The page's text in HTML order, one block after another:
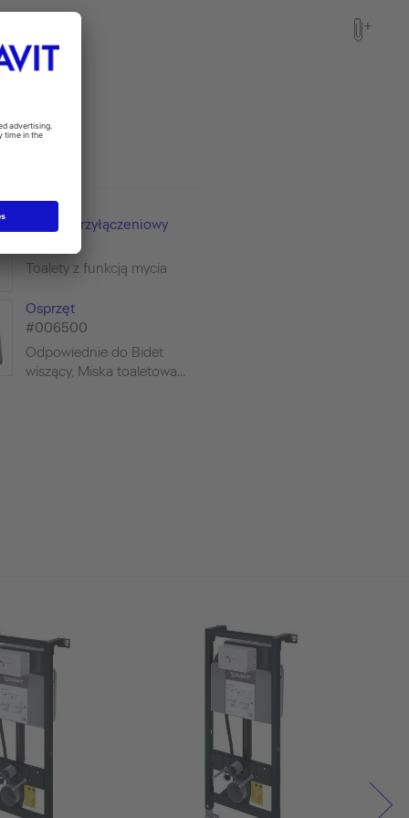
zestaw przyłączeniowy
Toalety z funkcją mycia
Osprzęt
#006500
Odpowiednie do Bidet
wiszący, Miska toaletowa...